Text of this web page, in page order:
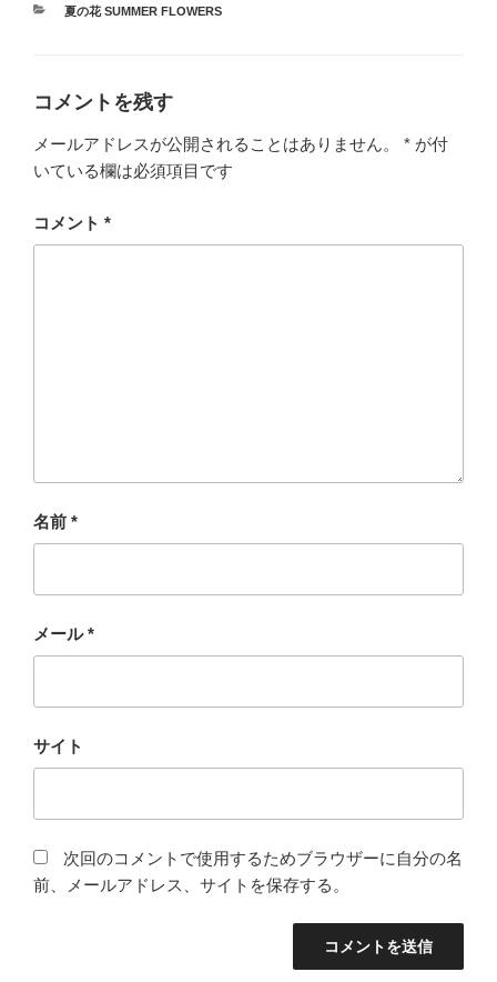
カ
夏の花 SUMMER FLOWERS
コメントを残す
メールアドレスが公開されることはありません。 * が付
いている欄は必須項目です
コメント *
名前 *
メール*
サイト
次回のコメントで使用するためブラウザーに自分の名
前、メールアドレス、サイトを保存する。